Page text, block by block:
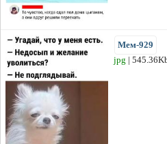
Мем-929
jpg |